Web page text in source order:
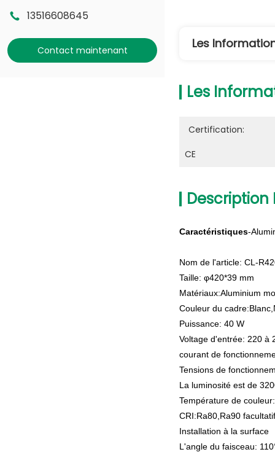
13516608645
Contact maintenant Les
Les
Certification:
CE
Description
Caractéristiques-
Nom de l'article: CL-
Taille: φ420*39 mm
Matériaux:Aluminium
Couleur du
Puissance: 40 W
Voltage d'entrée: 220 à
courant de
Tensions de
La luminosité est de
Température de
CRI:Ra80,Ra90 facultatif
Installation à la surface
L'angle du faisceau: